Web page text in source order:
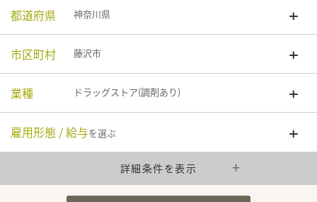
都道府県 神奈川県
市区町村 藤沢市
業種 ドラッグストア(調剤あり)
雇用形態 / 給与を選ぶ
詳細条件を表示